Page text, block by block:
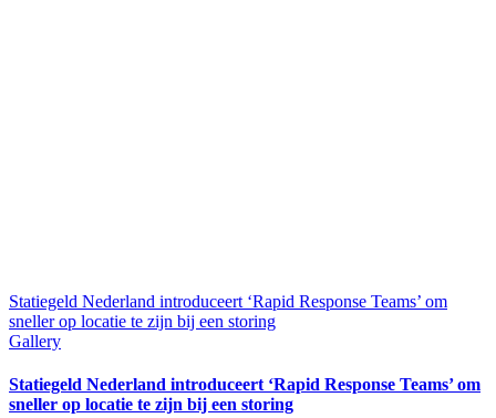
Statiegeld Nederland introduceert ‘Rapid Response Teams’ om
sneller op locatie te zijn bij een storing
Gallery
Statiegeld Nederland introduceert ‘Rapid Response Teams’ om
sneller op locatie te zijn bij een storing